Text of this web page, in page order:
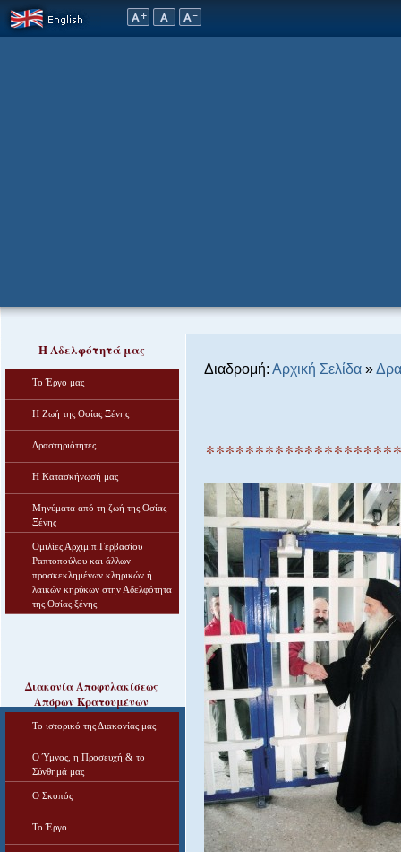
Η Αδελφότητά μας
Το Έργο μας
Η Ζωή της Οσίας Ξένης
Δραστηριότητες
Η Κατασκήνωσή μας
Μηνύματα από τη ζωή της Οσίας
Ξένης
Ομιλίες Αρχιμ.π.Γερβασίου
Ραπτοπούλου και άλλων
προσκεκλημένων κληρικών ή
λαϊκών κηρύκων στην Αδελφότητα
της Οσίας ξένης
Διακονία Αποφυλακίσεως
Απόρων Κρατουμένων
Το ιστορικό της Διακονίας μας
Ο Ύμνος, η Προσευχή & το
Σύνθημά μας
Ο Σκοπός
Το Έργο
Διαδρομή: Αρχική Σελίδα »